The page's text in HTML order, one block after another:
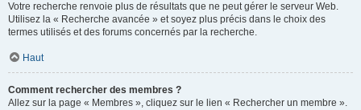
Votre recherche renvoie plus de résultats que ne peut gérer le serveur Web.
Utilisez la « Recherche avancée » et soyez plus précis dans le choix des
termes utilisés et des forums concernés par la recherche.
Haut
Comment rechercher des membres ?
Allez sur la page « Membres », cliquez sur le lien « Rechercher un membre ».